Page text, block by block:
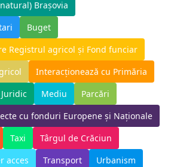
Brașovia
Buget
Registrul agricol și Fond funciar
Interacționează cu Primăria
Juridic Mediu
Parcări
cu fonduri Europene și Naționale
Taxi
Târgul de Crăciun
acces
Transport Urbanism